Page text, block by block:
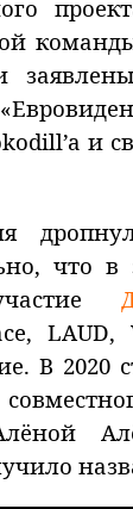
и
что в
В 2020